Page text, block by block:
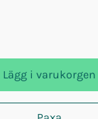
Lägg i varukorgen